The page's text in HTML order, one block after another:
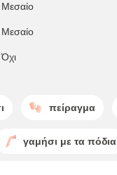
Μεσαίο
Μεσαίο
Όχι
πείραγμα
γαμήσι με τα πόδια